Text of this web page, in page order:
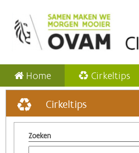
Home Cirkeltips
Cirkeltips
Zoeken